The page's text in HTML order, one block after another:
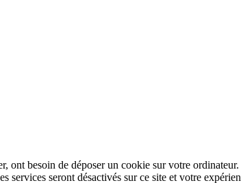
besoin de déposer un cookie sur votre
services seront désactivés sur ce site et votre